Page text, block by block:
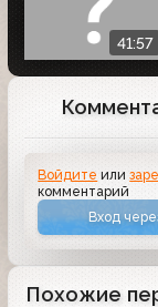
41:57
Войдите или
комментарий
Вход
Похожие